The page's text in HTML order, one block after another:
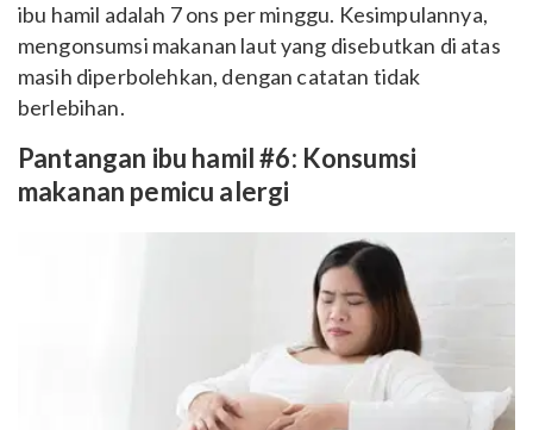
ibu hamil adalah 7 ons per minggu. Kesimpulannya,
mengonsumsi makanan laut yang disebutkan di atas
masih diperbolehkan, dengan catatan tidak
berlebihan.
Pantangan ibu hamil #6: Konsumsi
makanan pemicu alergi